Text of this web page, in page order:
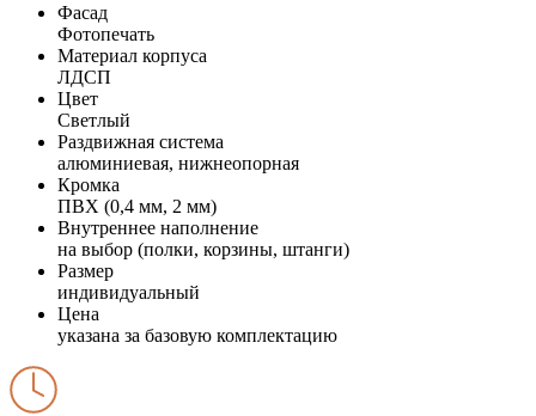
Фасад
Фотопечать
Материал корпуса
ЛДСП
Цвет
Светлый
Раздвижная система
алюминиевая, нижнеопорная
Кромка
ПВХ (0,4 мм, 2 мм)
Внутреннее наполнение
на выбор (полки, корзины, штанги)
Размер
индивидуальный
Цена
указана за базовую комплектацию